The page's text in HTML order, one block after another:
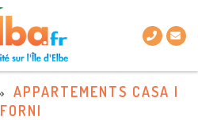
APPARTEMENTS CASA I
FORNI